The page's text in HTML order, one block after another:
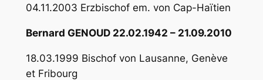
04.11.2003 Erzbischof em. von Cap-Haïtien
Bernard GENOUD 22.02.1942 – 21.09.2010
18.03.1999 Bischof von Lausanne, Genève
et Fribourg